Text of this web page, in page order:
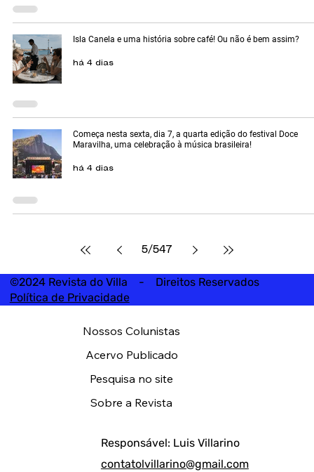
Isla Canela e uma história sobre café! Ou não é bem assim?
há 4 dias
Começa nesta sexta, dia 7, a quarta edição do festival Doce
Maravilha, uma celebração à música brasileira!
há 4 dias
5/547
©2024 Revista do Villa - Direitos Reservados
Política de Privacidade
Responsável: Luis Villarino
contatolvillarino@gmail.com
Nossos Colunistas
Acervo Publicado
Pesquisa no site
Sobre a Revista